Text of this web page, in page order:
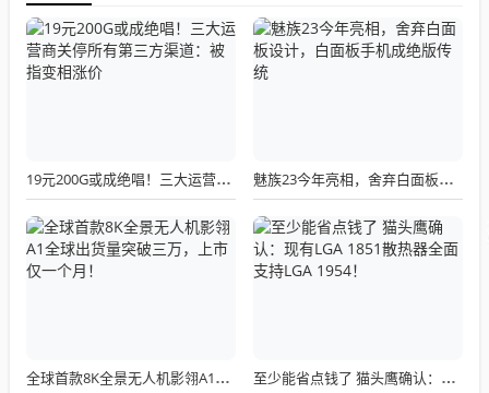
19元200G或成绝唱！三大运营商关停所有第三方渠道：被指变相涨价 魅族23今年亮相，舍弃白面板设计，白面板手机成绝版传统
全球首款8K全景无人机影翎A1全球出货量突破三万，上市仅一个月！ 至少能省点钱了 猫头鹰确认：现有LGA 1851散热器全面支持LGA 1954！